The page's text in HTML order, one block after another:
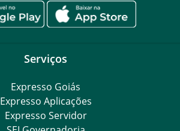
Serviços
Expresso Goiás
Expresso Aplicações
Expresso Servidor